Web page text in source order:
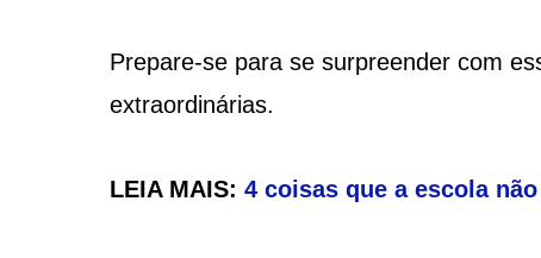
Prepare-se para se surpreender com
extraordinárias.
LEIA MAIS: 4 coisas que a escola